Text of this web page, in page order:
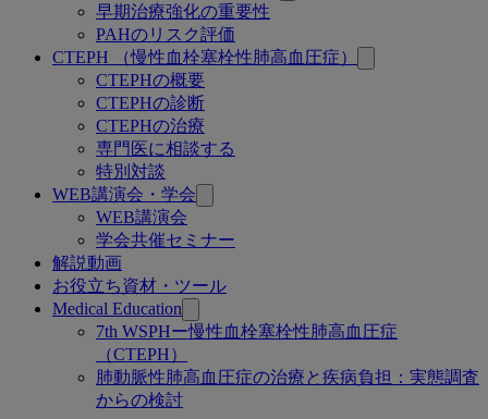
早期治療強化の重要性
PAHのリスク評価
CTEPH （慢性血栓塞栓性肺高血圧症）
CTEPHの概要
CTEPHの診断
CTEPHの治療
専門医に相談する
特別対談
WEB講演会・学会
WEB講演会
学会共催セミナー
解説動画
お役立ち資材・ツール
Medical Education
7th WSPHー慢性血栓塞栓性肺高血圧症
（CTEPH）
肺動脈性肺高血圧症の治療と疾病負担：実態調査
からの検討